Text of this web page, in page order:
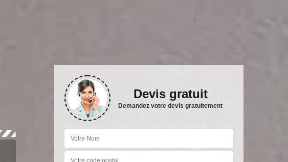
Devis gratuit
Demandez votre devis gratuitement